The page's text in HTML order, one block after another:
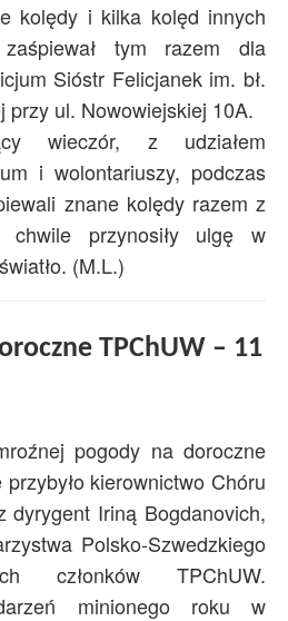
kolędy i kilka kolęd innych
tym razem dla
Sióstr Felicjanek im. bł.
przy ul. Nowowiejskiej 10A.
wieczór, z udziałem
i wolontariuszy, podczas
znane kolędy razem z
przynosiły ulgę w
(M.L.)
TPChUW – 11
pogody na doroczne
kierownictwo Chóru
dyrygent Iriną Bogdanovich,
Polsko-Szwedzkiego
członków TPChUW.
minionego roku w